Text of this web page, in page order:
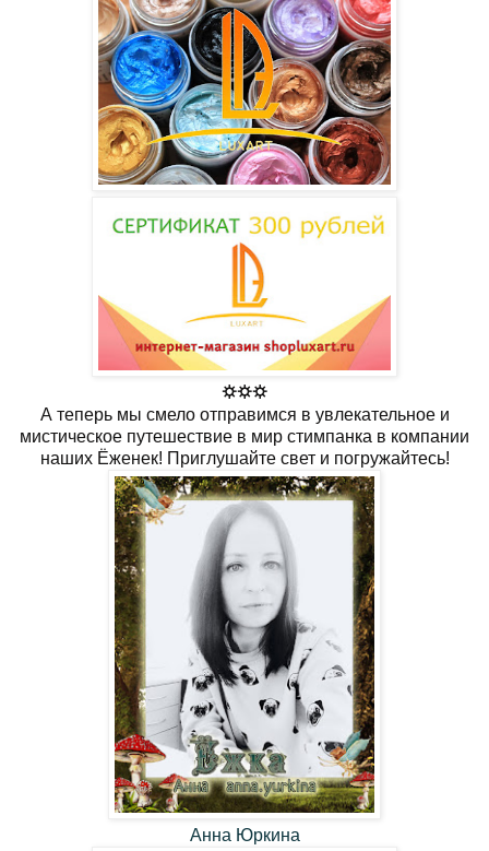
⛭⛭⛭
А теперь мы смело отправимся в увлекательное и
мистическое путешествие в мир стимпанка в компании
наших Ёженек! Приглушайте свет и погружайтесь!
Анна Юркина